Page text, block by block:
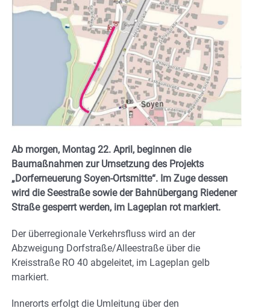
Ab morgen, Montag 22. April, beginnen die
Baumaßnahmen zur Umsetzung des Projekts
„Dorferneuerung Soyen-Ortsmitte“. Im Zuge dessen
wird die Seestraße sowie der Bahnübergang Riedener
Straße gesperrt werden, im Lageplan rot markiert.
Der überregionale Verkehrsfluss wird an der
Abzweigung Dorfstraße/Alleestraße über die
Kreisstraße RO 40 abgeleitet, im Lageplan gelb
markiert.
Innerorts erfolgt die Umleitung über den